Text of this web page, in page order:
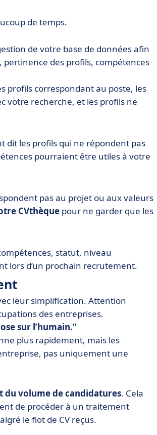
de temps.
de votre base de données afin
des profils, compétences
profils correspondant au poste, les
votre recherche, et les profils ne
dit les profils qui ne répondent pas
pourraient être utiles à votre
pas au projet ou aux valeurs
CVthèque pour ne garder que les
statut, niveau
lors d’un prochain recrutement.
leur simplification. Attention
des entreprises.
sur l’humain.
plus rapidement, mais les
pas uniquement une
du volume de candidatures. Cela
de procéder à un traitement
le flot de CV reçus.